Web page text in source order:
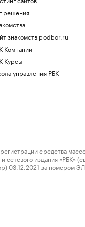
знакомств podbor.ru
Компании
Курсы
управления РБК
средства
издания «РБК»
03.12.2021 за номером